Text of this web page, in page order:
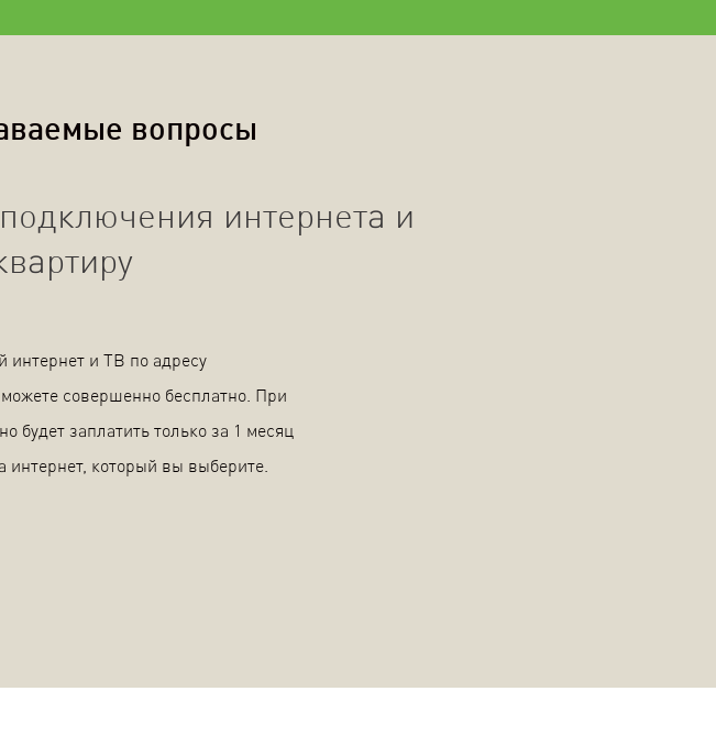
вопросы
интернета и
и ТВ по адресу
совершенно бесплатно. При
будет заплатить только за 1 месяц
интернет, который вы выберите.